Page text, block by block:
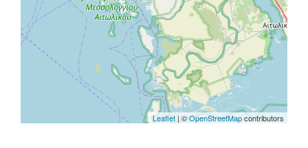
Leaflet | ©OpenStreetMapcontributors